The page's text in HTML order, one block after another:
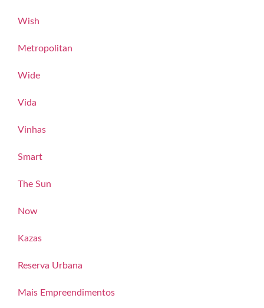
Wish
Metropolitan
Wide
Vida
Vinhas
Smart
The Sun
Now
Kazas
Reserva Urbana
Mais Empreendimentos